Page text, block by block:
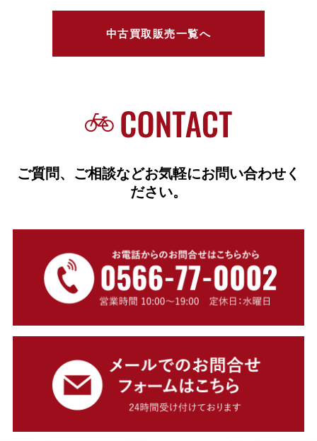
中古買取販売一覧へ
ご質問、ご相談などお気軽にお問い合わせく
ださい。